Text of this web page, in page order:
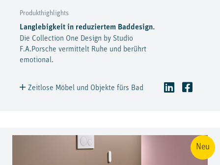
Produkthighlights
Langlebigkeit in reduziertem Baddesign.
Die Collection One Design by Studio
F.A.Porsche vermittelt Ruhe und berührt
emotional.
Zeitlose Möbel und Objekte fürs Bad
Neu